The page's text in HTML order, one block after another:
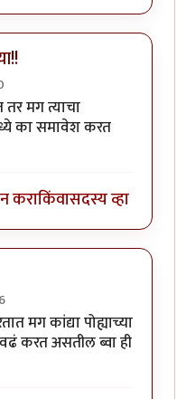
सत्तरीत एक
मग त्याचा
का समावेश करत
कराकिंवासदस्य व्हा
सत्तरीत एकbyप्रीत-मोहर
मग कांद्या पोह्याच्या
करत असतील ब्वा ही